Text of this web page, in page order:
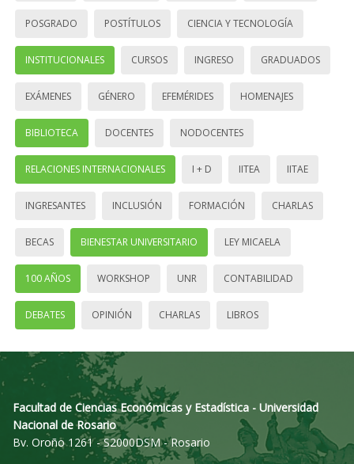
POSGRADO POSTÍTULOS CIENCIA Y TECNOLOGÍA
INSTITUCIONALES CURSOS INGRESO GRADUADOS
EXÁMENES GÉNERO EFEMÉRIDES HOMENAJES
BIBLIOTECA DOCENTES NODOCENTES
RELACIONES INTERNACIONALES I + D IITEA IITAE
INGRESANTES INCLUSIÓN FORMACIÓN CHARLAS
BECAS BIENESTAR UNIVERSITARIO LEY MICAELA
100 AÑOS WORKSHOP UNR CONTABILIDAD
DEBATES OPINIÓN CHARLAS LIBROS
Facultad de Ciencias Económicas y Estadística - Universidad
Nacional de Rosario
Bv. Oroño 1261 - S2000DSM - Rosario